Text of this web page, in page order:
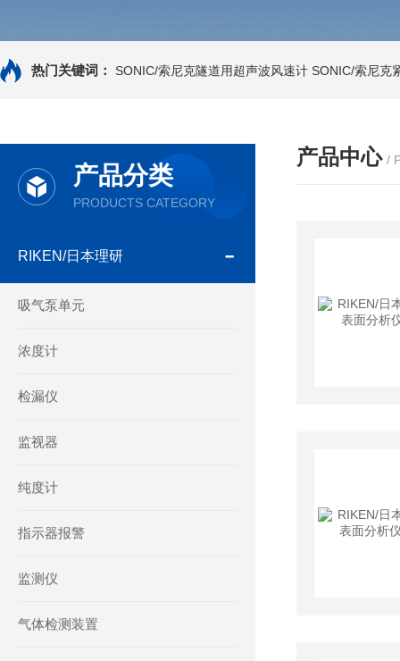
热门关键词： SONIC/索尼克隧道用超声波风速计 SONIC/索尼克
产品分类
PRODUCTS CATEGORY
RIKEN/日本理研
吸气泵单元
浓度计
检漏仪
监视器
纯度计
指示器报警
监测仪
气体检测装置
产品中心 /